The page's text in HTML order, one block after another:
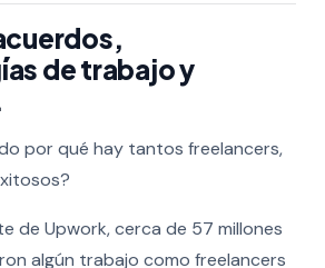
de trabajo y
por qué hay tantos freelancers,
de Upwork, cerca de 57 millones
algún trabajo como freelancers